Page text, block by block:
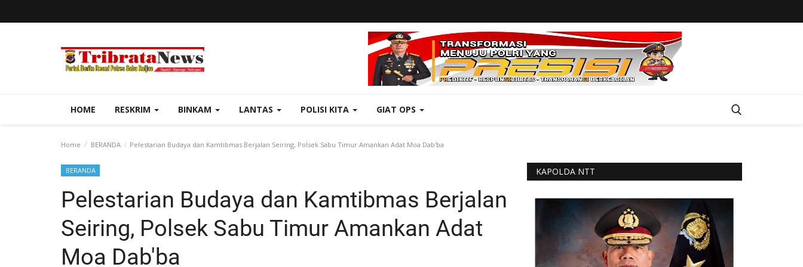
HOME RESKRIM BINKAM LANTAS POLISI KITA GIAT OPS
Home BERANDA Pelestarian Budaya dan Kamtibmas Berjalan Seiring, Polsek Sabu Timur Amankan Adat Moa Dab'ba
BERANDA
Pelestarian Budaya dan Kamtibmas Berjalan
Seiring, Polsek Sabu Timur Amankan Adat
Moa Dab'ba
KAPOLDA NTT